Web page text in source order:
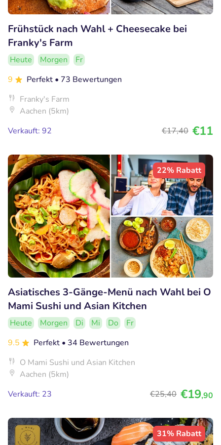
Frühstück nach Wahl + Cheesecake bei
Franky's Farm
Heute Morgen
Fr
9
Perfekt • 73 Bewertungen
Franky's Farm
Aachen (5km)
Verkauft: 92
€17,40 €11
22% Rabatt
Asiatisches 3-Gänge-Menü nach Wahl bei O
Mami Sushi und Asian Kitchen
Heute Morgen Di Mi Do
Fr
9.5
Perfekt • 34 Bewertungen
O Mami Sushi und Asian Kitchen
Aachen (5km)
Verkauft: 23
€25,40 €19,90
31% Rabatt